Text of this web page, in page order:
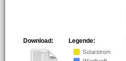
Legende:
Download: